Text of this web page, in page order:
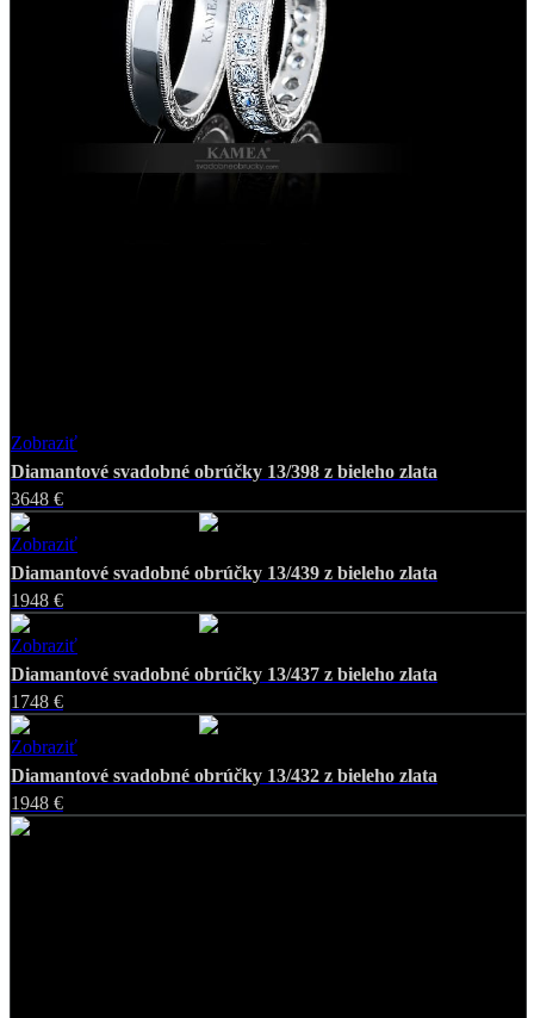
Zobraziť
Diamantové svadobné obrúčky 13/398 z bieleho zlata
3648 €
Zobraziť
Diamantové svadobné obrúčky 13/439 z bieleho zlata
1948 €
Zobraziť
Diamantové svadobné obrúčky 13/437 z bieleho zlata
1748 €
Zobraziť
Diamantové svadobné obrúčky 13/432 z bieleho zlata
1948 €